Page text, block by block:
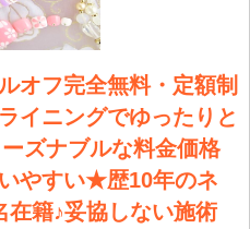
オフ完全無料・定額制
イニングでゆったりと
ズナブルな料金価格
やすい★歴10年のネ
在籍♪妥協しない施術